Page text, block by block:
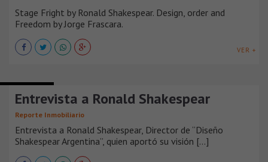
Stage Fright by Ronald Shakespear. Design, order and
Freedom by Jorge Frascara.
VER +
Entrevista a Ronald Shakespear
Reporte Inmobiliario
Entrevista a Ronald Shakespear, Director de “Diseño
Shakespear Argentina”, quien aportó su visión [...]